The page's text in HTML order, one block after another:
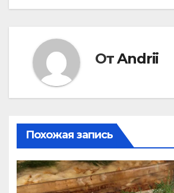
по
записям
ОтAndrii
Похожая запись